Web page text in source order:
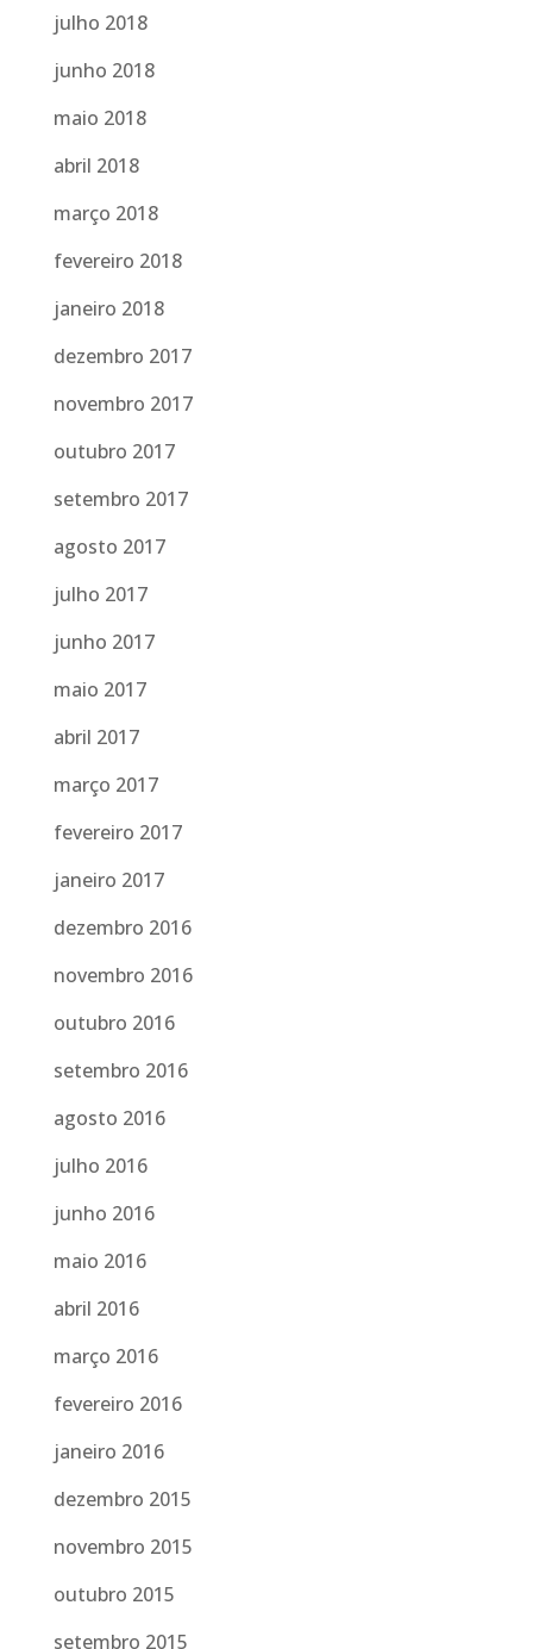
julho 2018
junho 2018
maio 2018
abril 2018
março 2018
fevereiro 2018
janeiro 2018
dezembro 2017
novembro 2017
outubro 2017
setembro 2017
agosto 2017
julho 2017
junho 2017
maio 2017
abril 2017
março 2017
fevereiro 2017
janeiro 2017
dezembro 2016
novembro 2016
outubro 2016
setembro 2016
agosto 2016
julho 2016
junho 2016
maio 2016
abril 2016
março 2016
fevereiro 2016
janeiro 2016
dezembro 2015
novembro 2015
outubro 2015
setembro 2015